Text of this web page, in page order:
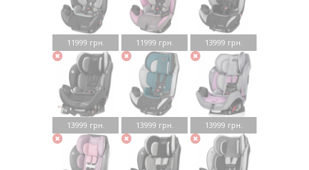
11999 грн. 11999 грн. 13999 грн.
13999 грн. 13999 грн. 13999 грн.